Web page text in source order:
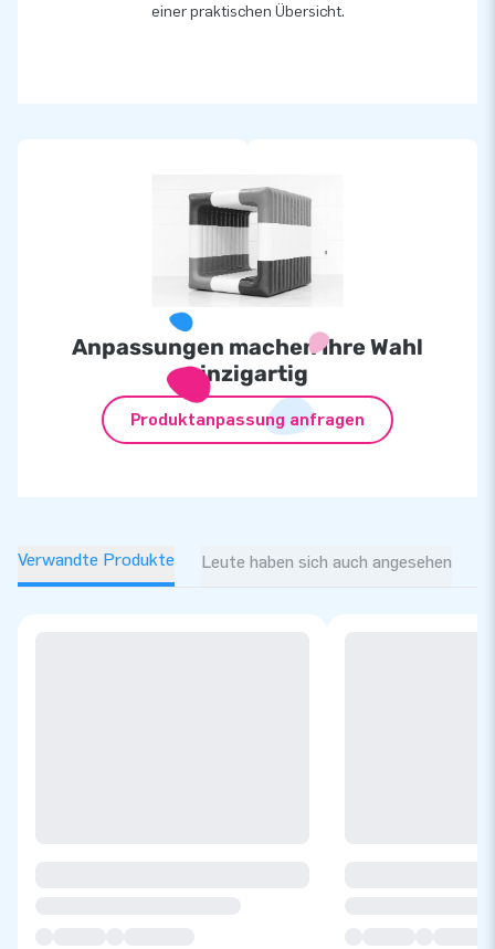
einer praktischen Übersicht.
Anpassungen machen Ihre Wahl
einzigartig
Produktanpassung anfragen
Verwandte Produkte Leute haben sich auch angesehen